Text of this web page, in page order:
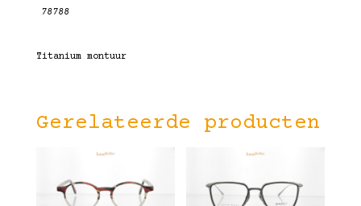
78788
Titanium montuur
Gerelateerde producten